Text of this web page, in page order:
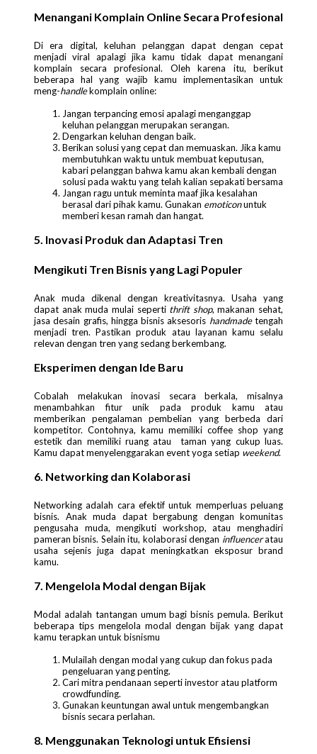
Menangani Komplain Online Secara Profesional
Di era digital, keluhan pelanggan dapat dengan cepat
menjadi viral apalagi jika kamu tidak dapat menangani
komplain secara profesional. Oleh karena itu, berikut
beberapa hal yang wajib kamu implementasikan untuk
meng-handlekomplain online:
Jangan terpancing emosi apalagi menganggap
keluhan pelanggan merupakan serangan.
Dengarkan keluhan dengan baik.
Berikan solusi yang cepat dan memuaskan. Jika kamu
membutuhkan waktu untuk membuat keputusan,
kabari pelanggan bahwa kamu akan kembali dengan
solusi pada waktu yang telah kalian sepakati bersama
Jangan ragu untuk meminta maaf jika kesalahan
berasal dari pihak kamu. Gunakan emoticonuntuk
memberi kesan ramah dan hangat.
5. Inovasi Produk dan Adaptasi Tren
Mengikuti Tren Bisnis yang Lagi Populer
Anak muda dikenal dengan kreativitasnya. Usaha yang
dapat anak muda mulai seperti thrift shop, makanan sehat,
jasa desain grafis, hingga bisnis aksesoris handmadetengah
menjadi tren. Pastikan produk atau layanan kamu selalu
relevan dengan tren yang sedang berkembang.
Eksperimen dengan Ide Baru
Cobalah melakukan inovasi secara berkala, misalnya
menambahkan fitur unik pada produk kamu atau
memberikan pengalaman pembelian yang berbeda dari
kompetitor. Contohnya, kamu memiliki coffee shop yang
estetik dan memiliki ruang atau taman yang cukup luas.
Kamu dapat menyelenggarakan event yoga setiap weekend.
6. Networking dan Kolaborasi
Networking adalah cara efektif untuk memperluas peluang
bisnis. Anak muda dapat bergabung dengan komunitas
pengusaha muda, mengikuti workshop, atau menghadiri
pameran bisnis. Selain itu, kolaborasi dengan influenceratau
usaha sejenis juga dapat meningkatkan eksposur brand
kamu.
7. Mengelola Modal dengan Bijak
Modal adalah tantangan umum bagi bisnis pemula. Berikut
beberapa tips mengelola modal dengan bijak yang dapat
kamu terapkan untuk bisnismu
Mulailah dengan modal yang cukup dan fokus pada
pengeluaran yang penting.
Cari mitra pendanaan seperti investor atau platform
crowdfunding.
Gunakan keuntungan awal untuk mengembangkan
bisnis secara perlahan.
8. Menggunakan Teknologi untuk Efisiensi